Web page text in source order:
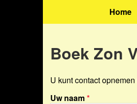
Home
Boek Zon
U kunt contact
Uw naam*